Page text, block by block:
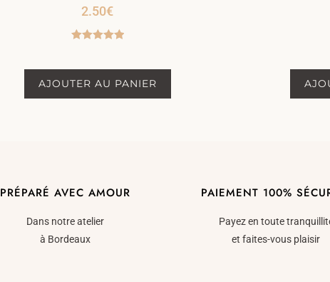
2.50€
AJOUTER AU PANIER
PRÉPARÉ AVEC AMOUR
Dans notre atelier
à Bordeaux
PAIEMENT 100%
Payez en toute
et faites-vous plaisir